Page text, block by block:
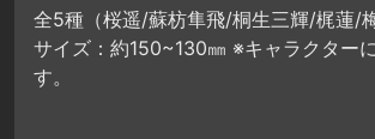
全5種（桜遥/蘇枋隼飛/桐生三輝/梶蓮/梅
サイズ：約150~130㎜ ※キャラクター
す。